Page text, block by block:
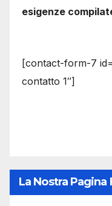
esigenze
[contact-form-7
contatto 1″]
La Nostra Pagina